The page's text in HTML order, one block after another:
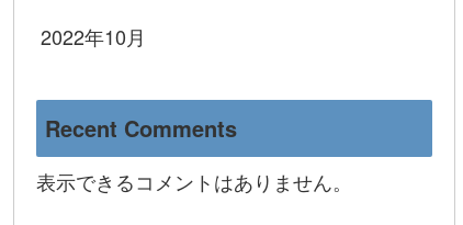
2022年10月
Recent Comments
表示できるコメントはありません。